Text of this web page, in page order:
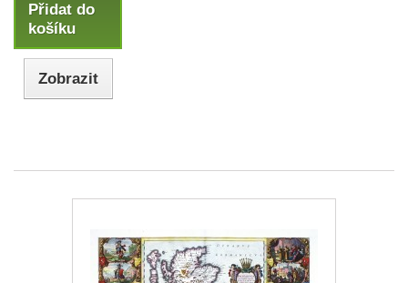
Přidat do
košíku
Zobrazit